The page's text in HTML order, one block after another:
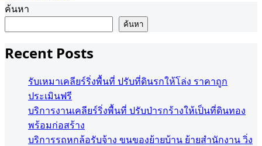
ค้นหา
ค้นหา
Recent Posts
รับเหมาเคลียร์ริ่งพื้นที่ ปรับที่ดินรกให้โล่ง ราคาถูก
ประเมินฟรี
บริการงานเคลียร์ริ่งพื้นที่ ปรับป่ารกร้างให้เป็นที่ดินทอง
พร้อมก่อสร้าง
บริการรถหกล้อรับจ้าง ขนของย้ายบ้าน ย้ายสำนักงาน วิ่ง